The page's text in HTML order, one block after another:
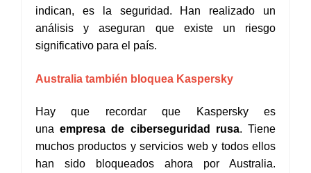
indican, es la seguridad. Han realizado un
análisis y aseguran que existe un riesgo
significativo para el país.
Australia también bloquea Kaspersky
Hay que recordar que Kaspersky es
unaempresa de ciberseguridad rusa. Tiene
muchos productos y servicios web y todos ellos
han sido bloqueados ahora por Australia.